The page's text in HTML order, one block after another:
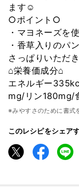
ます☺︎
○ポイント○
・マヨネーズを
・香草入りのパ
さっぱりいただ
⌂栄養価成分⌂
エネルギー
mg/リン180mg/
※みやすさのために書式
このレシピをシェア